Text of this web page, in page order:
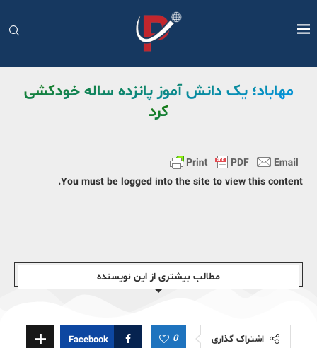
مهاباد؛ یک دانش آموز پانزده ساله خودکشی
کرد
You must be logged into the site to view this content.
مطالب بیشتری از این نویسندە
اشتراک گذاری 0
Facebook